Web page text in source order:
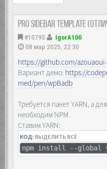
Pro sidebar template
#10795
IgorA100
08 мар 2025, 22:30
https://github.com/
Вариант демо: https://
med/pen/wpBadb
Требуется пакет YARN, а
необходим NPM
Ставим YARN:
КОД:ВЫДЕЛИТЬ ВСЁ
npm install --global